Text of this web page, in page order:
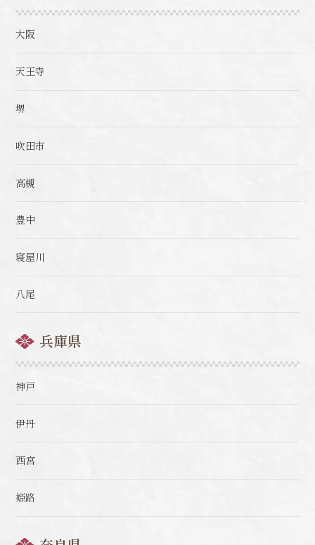
大阪
天王寺
堺
吹田市
高槻
豊中
寝屋川
八尾
兵庫県
神戸
伊丹
西宮
姫路